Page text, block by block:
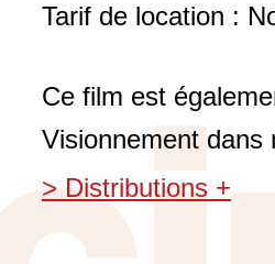
Tarif de location :
Ce film est
Visionnement dans
> Distributions +